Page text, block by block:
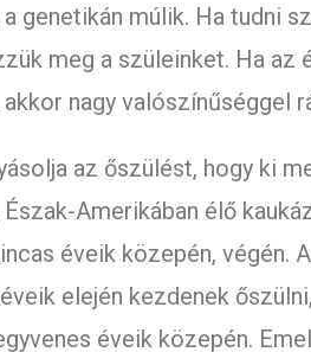
genetikán múlik. Ha tudni
meg a szüleinket. Ha az
nagy valószínűséggel
az őszülést, hogy ki
Észak-Amerikában élő
éveik közepén, végén.
elején kezdenek
éveik közepén.